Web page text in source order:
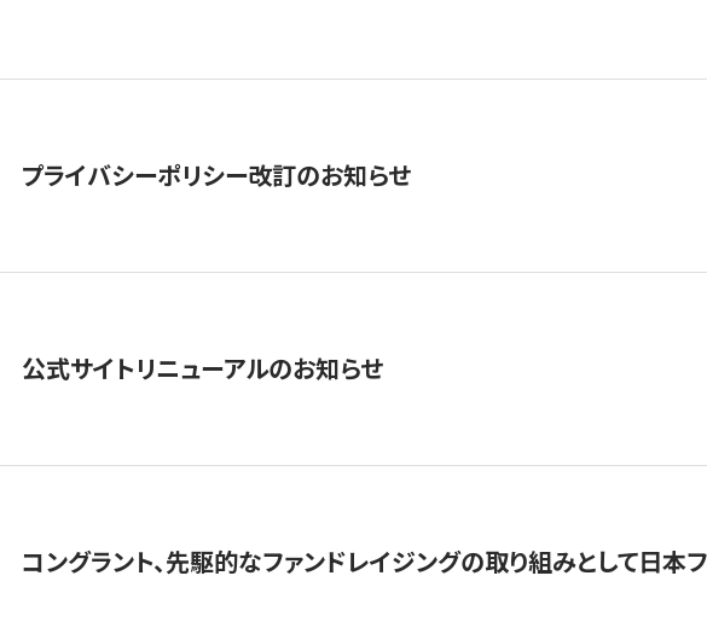
プライバシーポリシー改訂のお知らせ
公式サイトリニューアルのお知らせ
コングラント、先駆的なファンドレイジングの取り組みとして日